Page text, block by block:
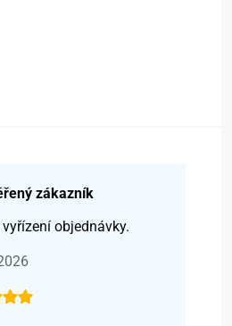
zákazník
vyřízení objednávky.